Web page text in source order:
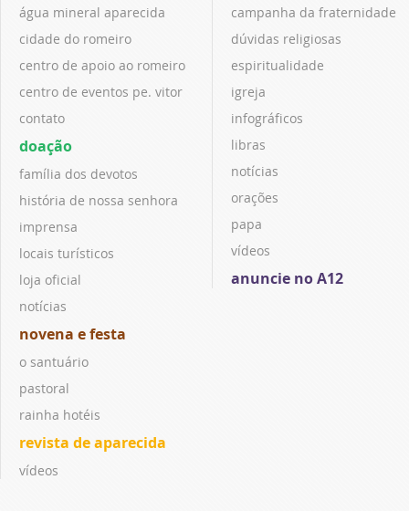
água mineral aparecida
cidade do romeiro
centro de apoio ao romeiro
centro de eventos pe. vitor
contato
doação
família dos devotos
história de nossa senhora
imprensa
locais turísticos
loja oficial
notícias
novena e festa
o santuário
pastoral
rainha hotéis
revista de aparecida
vídeos
campanha da fraternidade
dúvidas religiosas
espiritualidade
igreja
infográficos
libras
notícias
orações
papa
vídeos
anuncie no A12